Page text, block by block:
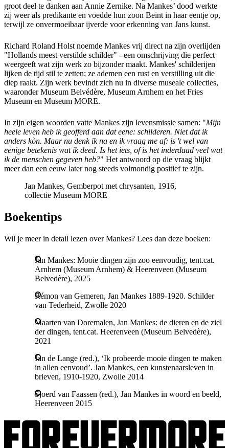
groot deel te danken aan Annie Zernike. Na Mankes’ dood werkte
zij weer als predikante en voedde hun zoon Beint in haar eentje op,
terwijl ze onvermoeibaar ijverde voor erkenning van Jans kunst.
Richard Roland Holst noemde Mankes vrij direct na zijn overlijden
"Hollands meest verstilde schilder" - een omschrijving die perfect
weergeeft wat zijn werk zo bijzonder maakt. Mankes' schilderijen
lijken de tijd stil te zetten; ze ademen een rust en verstilling uit die
diep raakt. Zijn werk bevindt zich nu in diverse museale collecties,
waaronder Museum Belvédère, Museum Arnhem en het Fries
Museum en Museum MORE.
In zijn eigen woorden vatte Mankes zijn levensmissie samen: "Mijn
heele leven heb ik geofferd aan dat eene: schilderen. Niet dat ik
anders kòn. Maar nu denk ik na en ik vraag me af: is 't wel van
eenige betekenis wat ik deed. Is het iets, of is het inderdaad veel wat
ik de menschen gegeven heb?" Het antwoord op die vraag blijkt
meer dan een eeuw later nog steeds volmondig positief te zijn.
Jan Mankes, Gemberpot met chrysanten, 1916,
collectie Museum MORE
Boekentips
Wil je meer in detail lezen over Mankes? Lees dan deze boeken:
Jan Mankes: Mooie dingen zijn zoo eenvoudig, tent.cat.
Arnhem (Museum Arnhem) & Heerenveen (Museum
Belvedère), 2025
Rémon van Gemeren, Jan Mankes 1889-1920. Schilder
van Tederheid, Zwolle 2020
Maarten van Doremalen, Jan Mankes: de dieren en de ziel
der dingen, tent.cat. Heerenveen (Museum Belvedère),
2021
Jan de Lange (red.), ‘Ik probeerde mooie dingen te maken
in allen eenvoud’. Jan Mankes, een kunstenaarsleven in
brieven, 1910-1920, Zwolle 2014
Sjoerd van Faassen (red.), Jan Mankes in woord en beeld,
Heerenveen 2015